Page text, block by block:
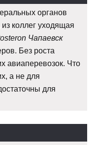
органов
коллег уходящая
Чапаевск
Без роста
авиаперевозок. Что
а не для
для